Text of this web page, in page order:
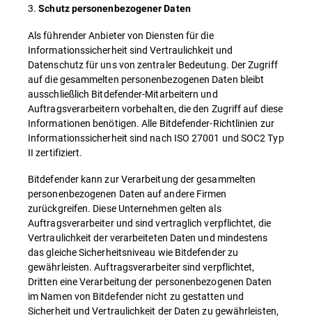
3.Schutz personenbezogener Daten
Als führender Anbieter von Diensten für die
Informationssicherheit sind Vertraulichkeit und
Datenschutz für uns von zentraler Bedeutung. Der Zugriff
auf die gesammelten personenbezogenen Daten bleibt
ausschließlich Bitdefender-Mitarbeitern und
Auftragsverarbeitern vorbehalten, die den Zugriff auf diese
Informationen benötigen. Alle Bitdefender-Richtlinien zur
Informationssicherheit sind nach ISO 27001 und SOC2 Typ
II zertifiziert.
Bitdefender kann zur Verarbeitung der gesammelten
personenbezogenen Daten auf andere Firmen
zurückgreifen. Diese Unternehmen gelten als
Auftragsverarbeiter und sind vertraglich verpflichtet, die
Vertraulichkeit der verarbeiteten Daten und mindestens
das gleiche Sicherheitsniveau wie Bitdefender zu
gewährleisten. Auftragsverarbeiter sind verpflichtet,
Dritten eine Verarbeitung der personenbezogenen Daten
im Namen von Bitdefender nicht zu gestatten und
Sicherheit und Vertraulichkeit der Daten zu gewährleisten,